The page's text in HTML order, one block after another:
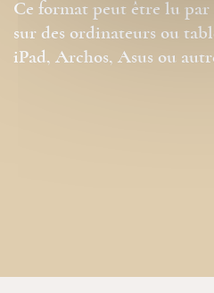
Ce format peut être lu
sur des ordinateurs ou
iPad, Archos, Asus ou